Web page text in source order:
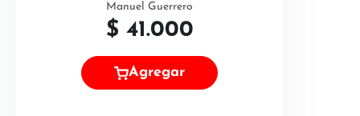
Manuel Guerrero
$ 41.000
Agregar